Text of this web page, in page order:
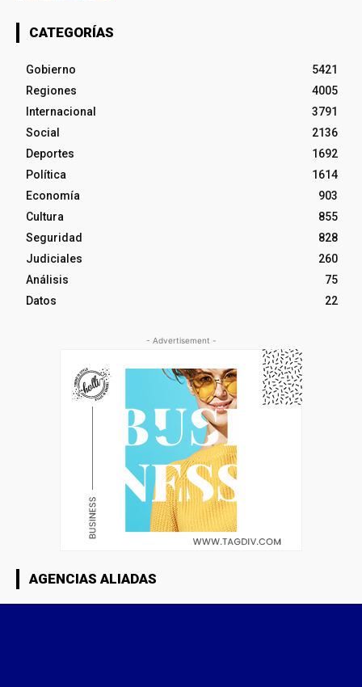
CATEGORÍAS
Gobierno
5421
Regiones
4005
Internacional
3791
Social
2136
Deportes
1692
Política
1614
Economía
903
Cultura
855
Seguridad
828
Judiciales
260
Análisis
75
Datos
22
- Advertisement -
AGENCIAS ALIADAS